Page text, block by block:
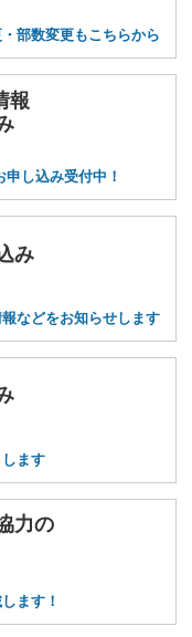
部数変更もこちらから
報
し込み受付中！
み
などをお知らせします
ます
力の
ます！